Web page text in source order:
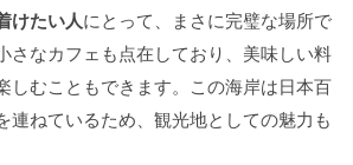
けたい人にとって、まさに完璧な場所で
さなカフェも点在しており、美味しい料
しむこともできます。この海岸は日本百
連ねているため、観光地としての魅力も